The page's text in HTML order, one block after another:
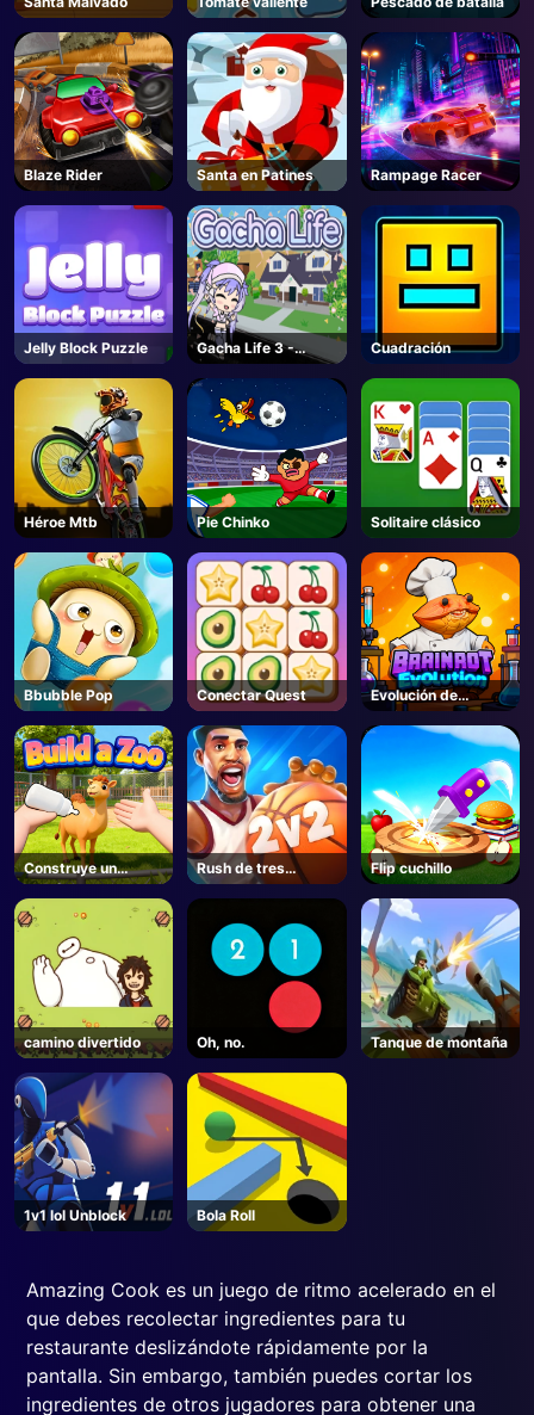
Blaze Rider Santa en Patines Rampage Racer
Jelly Block Puzzle
Gacha Life 3 -
Juegos Unblocked
Cuadración
Héroe Mtb Pie Chinko Solitaire clásico
Bbubble Pop Conectar Quest
Evolución de
Brainrot - Roblox
Construye un
Zoológico- Roblox
Rush de tres
puntos
Flip cuchillo
camino divertido Oh, no. Tanque de montaña
1v1 lol Unblock Bola Roll
Amazing Cook es un juego de ritmo acelerado en el
que debes recolectar ingredientes para tu
restaurante deslizándote rápidamente por la
pantalla. Sin embargo, también puedes cortar los
ingredientes de otros jugadores para obtener una